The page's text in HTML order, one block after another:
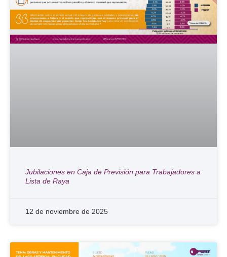
Jubilaciones en Caja de Previsión para Trabajadores a
Lista de Raya
12 de noviembre de 2025